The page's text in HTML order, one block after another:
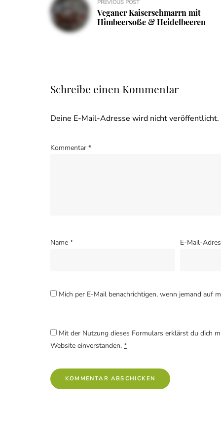
PREVIOUS POST
Veganer Kaiserschmarrn mit
Himbeersoße & Heidelbeeren
Schreibe einen Kommentar
Deine E-Mail-Adresse wird nicht veröffentlicht.
Kommentar *
Name * E-Mail-
Mich per E-Mail benachrichtigen, wenn jemand auf
Mit der Nutzung dieses Formulars erklärst du dich
Website einverstanden. *